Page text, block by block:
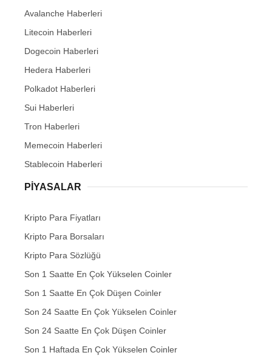
Avalanche Haberleri
Litecoin Haberleri
Dogecoin Haberleri
Hedera Haberleri
Polkadot Haberleri
Sui Haberleri
Tron Haberleri
Memecoin Haberleri
Stablecoin Haberleri
PIYASALAR
Kripto Para Fiyatları
Kripto Para Borsaları
Kripto Para Sözlüğü
Son 1 Saatte En Çok Yükselen Coinler
Son 1 Saatte En Çok Düşen Coinler
Son 24 Saatte En Çok Yükselen Coinler
Son 24 Saatte En Çok Düşen Coinler
Son 1 Haftada En Çok Yükselen Coinler